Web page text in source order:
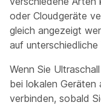
oder Cloudgeräte
gleich angezeigt
auf
Wenn Sie
bei lokalen Geräten
verbinden, sobald